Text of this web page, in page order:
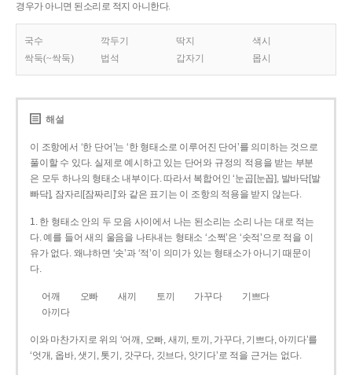
경우가 아니면 된소리로 적지 아니한다.
국수 깍두기 딱지
색시
싹둑(~싹둑)
법석 갑자기 몹시
해설
이 조항에서 ‘한 단어’는 ‘한 형태소로 이루어진 단어’를 의미하는 것으로
풀이할 수 있다. 실제로 예시하고 있는 단어와 규정의 적용을 받는 부분
은 모두 하나의 형태소 내부이다. 따라서 복합어인 ‘눈곱[눈꼽], 발바닥[발
빠닥], 잠자리[잠짜리]’와 같은 표기는 이 조항의 적용을 받지 않는다.
1. 한 형태소 안의 두 모음 사이에서 나는 된소리는 소리 나는 대로 적는
다. 예를 들어 새의 울음을 나타내는 형태소 ‘소쩍’은 ‘솟적’으로 적을 이
유가 없다. 왜냐하면 ‘솟’과 ‘적’이 의미가 있는 형태소가 아니기 때문이
다.
어깨 오빠 새끼 토끼 가꾸다
기쁘다
아끼다
이와 마찬가지로 위의 ‘어깨, 오빠, 새끼, 토끼, 가꾸다, 기쁘다, 아끼다’를
‘엇개, 옵바, 샛기, 톳기, 갓구다, 깃브다, 앗기다’로 적을 근거는 없다.